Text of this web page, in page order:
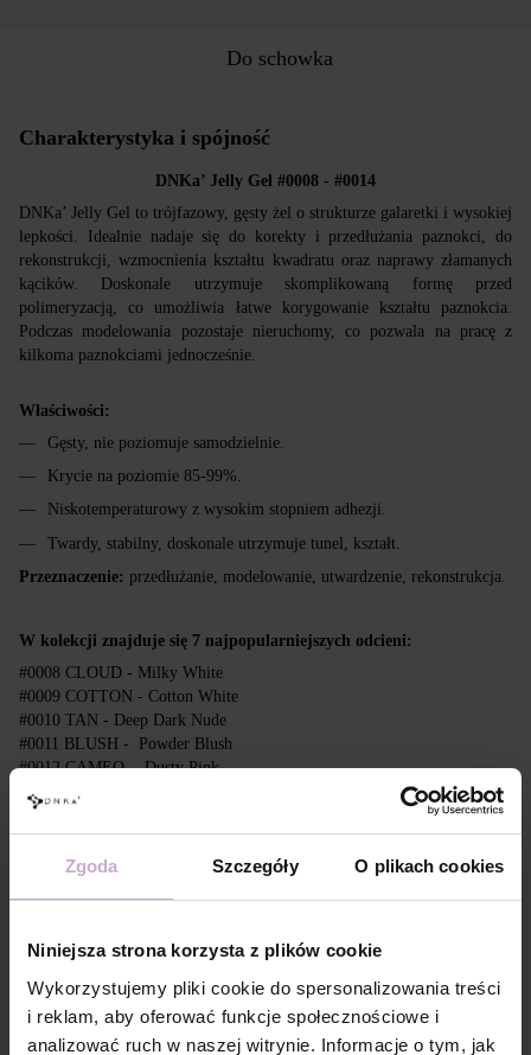
Zgoda Szczegóły O plikach cookies
Niniejsza strona korzysta z plików cookie
Wykorzystujemy pliki cookie do spersonalizowania treści
i reklam, aby oferować funkcje społecznościowe i
analizować ruch w naszej witrynie. Informacje o tym, jak
Do schowka
Charakterystyka i spójność
DNKa’ Jelly Gel #0008 - #0014
DNKa’ Jelly Gel to trójfazowy, gęsty żel o strukturze galaretki i wysokiej
lepkości. Idealnie nadaje się do korekty i przedłużania paznokci, do
rekonstrukcji, wzmocnienia kształtu kwadratu oraz naprawy złamanych
kącików. Doskonale utrzymuje skomplikowaną formę przed
polimeryzacją, co umożliwia łatwe korygowanie kształtu paznokcia.
Podczas modelowania pozostaje nieruchomy, co pozwala na pracę z
kilkoma paznokciami jednocześnie.
Właściwości:
Gęsty, nie poziomuje samodzielnie.
Krycie na poziomie 85-99%.
Niskotemperaturowy z wysokim stopniem adhezji.
Twardy, stabilny, doskonale utrzymuje tunel, kształt.
Przeznaczenie: przedłużanie, modelowanie, utwardzenie, rekonstrukcja.
W kolekcji znajduje się 7 najpopularniejszych odcieni:
#0008 CLOUD - Milky White
#0009 COTTON - Cotton White
#0010 TAN - Deep Dark Nude
#0011 BLUSH - Powder Blush
#0012 CAMEO - Dusty Pink
#0013 WHISPER - Light Nude
#0014 DUNE - Porcelain Beige
Cechy
HYDROXYPROPYL METHACRYLATE,
TRIMETHYLBENZOYL
PHENYLPHOSPHINATE,
MICROCRYSTALLINE WAX, DIMETHICONE,
+/- MICA, CI 77007, CI 77266, CI 77491, CI